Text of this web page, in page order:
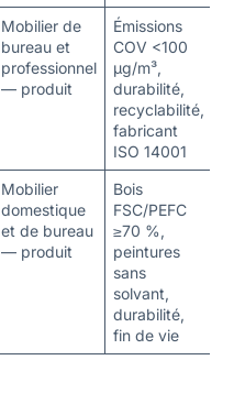
Mobilier de
bureau et
professionnel
— produit
Émissions
COV <100
µg/m³,
durabilité,
recyclabilité,
fabricant
ISO 14001
Mobilier
domestique
et de bureau
— produit
Bois
FSC/PEFC
≥70 %,
peintures
sans
solvant,
durabilité,
fin de vie